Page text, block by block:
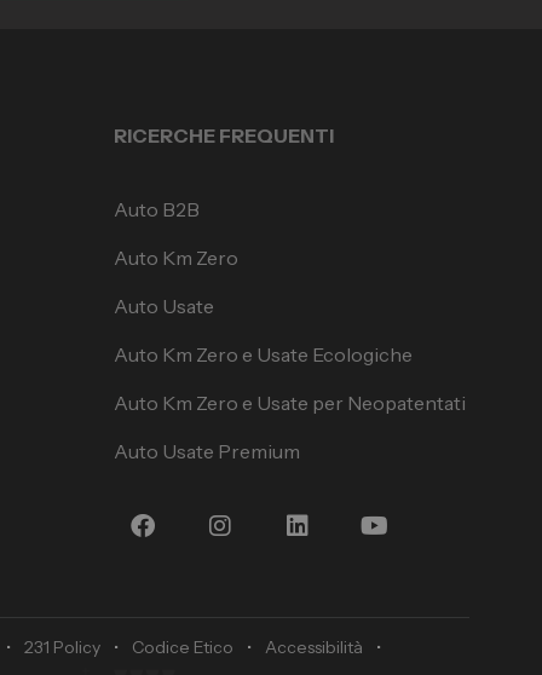
RICERCHE FREQUENTI
Auto B2B
Auto Km Zero
Auto Usate
Auto Km Zero e Usate Ecologiche
Auto Km Zero e Usate per Neopatentati
Auto Usate Premium
• 231 Policy • Codice Etico • Accessibilità •